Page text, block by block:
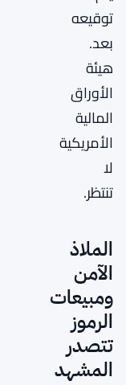
توقيعه
بعد.
هيئة
الأوراق
المالية
الأمريكية
لا
تنتظر.
الملاذ
الآمن
ومبيعات
الرموز
تتصدر
المشهد